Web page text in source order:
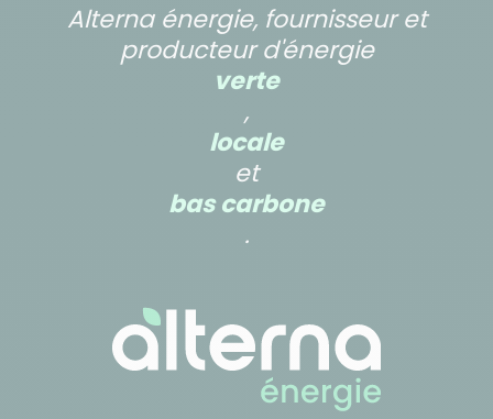
Alterna énergie, fournisseur et
producteur d'énergie
verte
,
locale
et
bas carbone
.